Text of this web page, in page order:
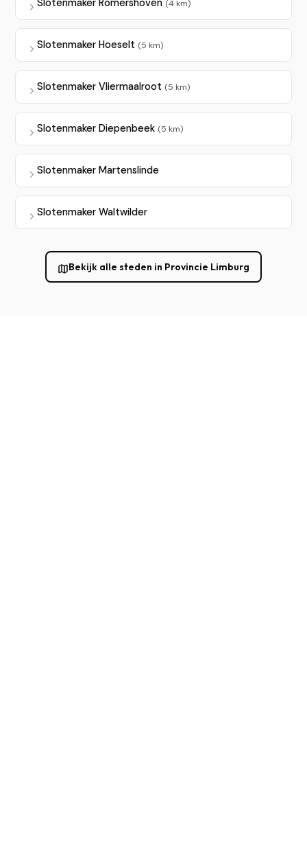
Slotenmaker Romershoven (4 km)
Slotenmaker Hoeselt (5 km)
Slotenmaker Vliermaalroot (5 km)
Slotenmaker Diepenbeek (5 km)
Slotenmaker Martenslinde
Slotenmaker Waltwilder
Bekijk alle steden in Provincie Limburg